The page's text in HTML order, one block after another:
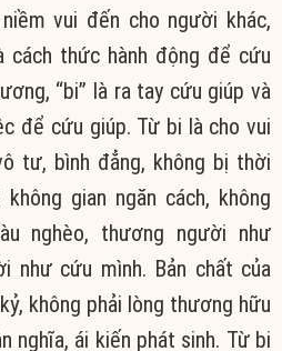
vui đến cho người khác,
cách thức hành động để cứu
“bi” là ra tay cứu giúp và
để cứu giúp. Từ bi là cho vui
tư, bình đẳng, không bị thời
gian ngăn cách, không
nghèo, thương người như
như cứu mình. Bản chất của
không phải lòng thương hữu
nghĩa, ái kiến phát sinh. Từ bi